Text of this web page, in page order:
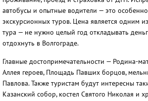
автобусы и опытные водители — это
экскурсионных туров. Цена является одним
тура — не нужно целый год откладывать
отдохнуть в Волгограде.
Главные достопримечательности — Родина-
Аллея героев, Площадь Павших борцов,
Павлова. Также туристам будут интересны
Казанский собор, костел Святого Николая и